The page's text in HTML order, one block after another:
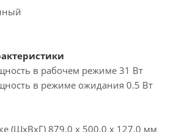
в рабочем режиме 31 Вт
в режиме ожидания 0.5 Вт
(ШxВxГ) 879.0 x 500.0 x 127.0 мм